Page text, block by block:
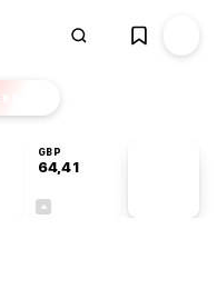
GBP
64,41